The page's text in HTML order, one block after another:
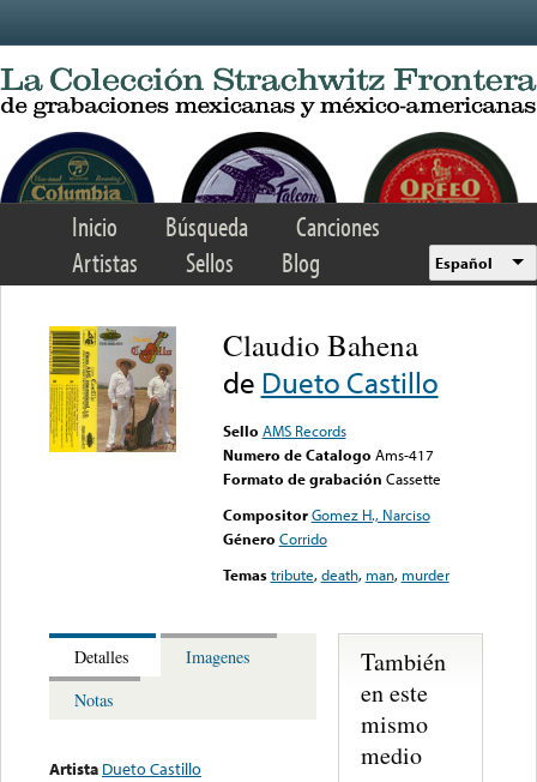
Inicio Búsqueda
Canciones
Artistas
Sellos Blog Español
Claudio Bahena
de Dueto Castillo
Sello AMS Records
Numero de Catalogo Ams-417
Formato de grabación Cassette
Compositor Gomez H., Narciso
Género Corrido
Temas tribute,death, man, murder
Detalles
Imagenes
Notas
Artista Dueto Castillo
También
en este
mismo
medio